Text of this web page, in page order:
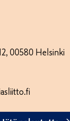
00580 Helsinki